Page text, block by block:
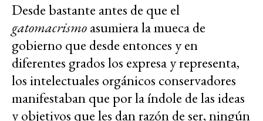
Desde bastante antes de que el
gatomacrismoasumiera la mueca de
gobierno que desde entonces y en
diferentes grados los expresa y representa,
los intelectuales orgánicos conservadores
manifestaban que por la índole de las ideas
y objetivos que les dan razón de ser, ningún